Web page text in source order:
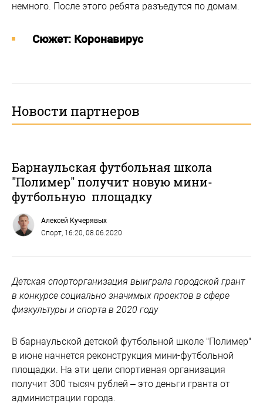
немного. После этого ребята разъедутся по домам.
Cюжет: Коронавирус
Новости партнеров
Барнаульская футбольная школа
"Полимер" получит новую мини-
футбольную площадку
Алексей Кучерявых
Спорт, 16:20, 08.06.2020
Детская спорторганизация выиграла городской грант
в конкурсе социально значимых проектов в сфере
физкультуры и спорта в 2020 году
В барнаульской детской футбольной школе "Полимер"
в июне начнется реконструкция мини-футбольной
площадки. На эти цели спортивная организация
получит 300 тысяч рублей – это деньги гранта от
администрации города.